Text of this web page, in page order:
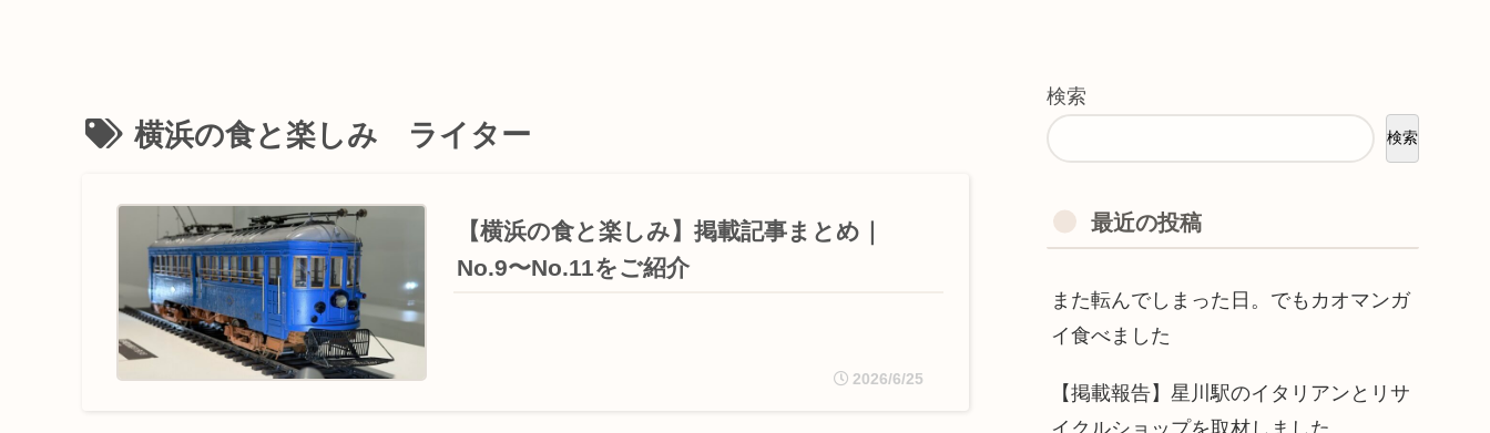
横浜の食と楽しみ ライター
【横浜の食と楽しみ】掲載記事まとめ｜
No.9〜No.11をご紹介
2026/6/25
検索
検索
最近の投稿
また転んでしまった日。でもカオマンガ
イ食べました
【掲載報告】星川駅のイタリアンとリサ